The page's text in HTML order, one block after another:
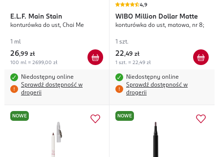
E.L.F. Main Stain
konturówka do ust, Chai Me
1 ml
26,99 zł
100 ml = 2699,00 zł
Niedostępny online
Sprawdź dostępność w
drogerii
4,9
WIBO Million Dollar Matte
konturówka do ust, matowa, nr 8;
1 szt.
22,49 zł
1 szt. = 22,49 zł
Niedostępny online
Sprawdź dostępność w
drogerii
NOWE NOWE